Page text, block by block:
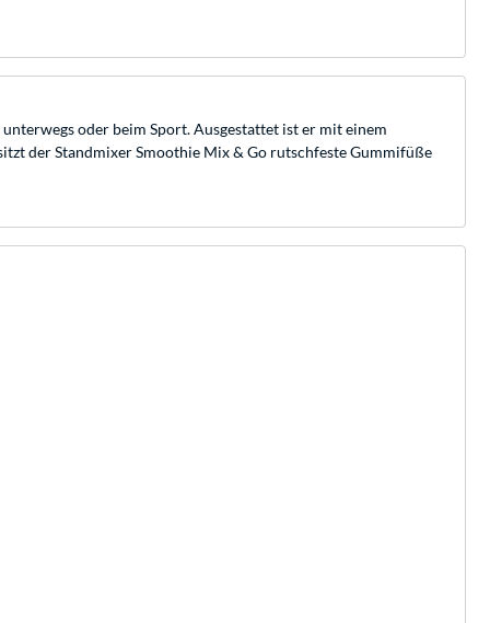
oder beim Sport. Ausgestattet ist er mit einem
der Standmixer Smoothie Mix & Go rutschfeste Gummifüße